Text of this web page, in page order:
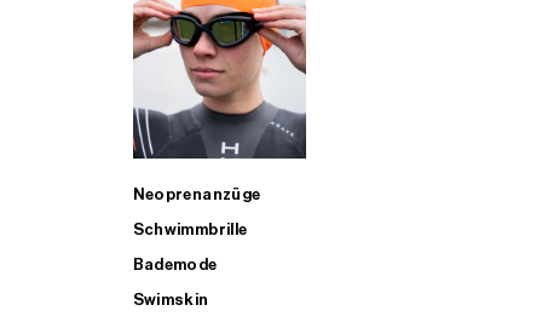
Neoprenanzüge
Schwimmbrille
Bademode
Swimskin